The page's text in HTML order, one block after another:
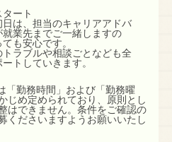
ート
日は、担当のキャリアアドバ
就業先までご一緒しますの
も安心です。
トラブルや相談ごとなども全
トしていきます。
「勤務時間」および「勤務曜
じめ定められており、原則とし
はできません。条件をご確認の
くださいますようお願いいたし